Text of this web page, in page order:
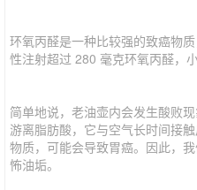
环氧丙醛是一种比较强的致癌物
性注射超过 280 毫克环氧丙醛，
简单地说，老油壶内会发生酸败
游离脂肪酸，它与空气长时间接
物质，可能会导致胃癌。因此，
怖油垢。